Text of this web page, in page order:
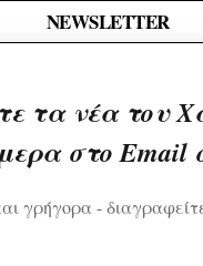
NEWSLETTER
τα νέα του
στο Email
γρήγορα -